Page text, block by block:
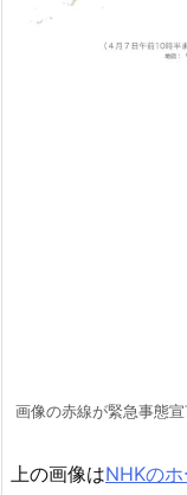
画像の赤線が緊急事態
上の画像はNHKの